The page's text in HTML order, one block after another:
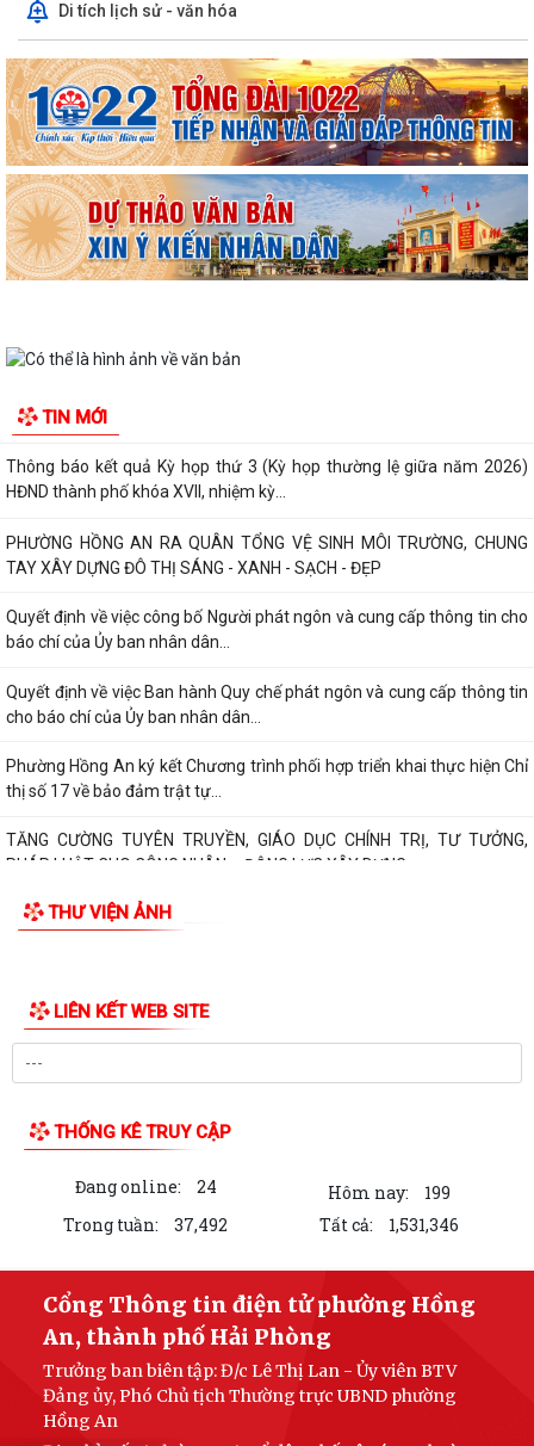
Di tích lịch sử - văn hóa
TIN MỚI
UBND phường Hồng An thông tin về Nghị quyết số 23/2026/NQ-HĐND
ngày 28/7/2026 của HĐND thành phố...
Bình dân học vụ số - nền tảng cho sự phát triển trong kỷ nguyên số
Thông báo về việc niêm yết công khai Phương án bồi thường, hỗ trợ dự
kiến đối với các hộ gia đình,...
07/01/2026 VỀ PHÁT TRIỂN VĂN HOÁ VIỆT NAM - XÂY...
THỰC HIỆN MÔ HÌNH “TỔ DÂN PHỐ KHÔNG MA...
Thông báo kết quả Kỳ họp thứ 3 (Kỳ họp thường lệ giữa năm 2026)
HĐND thành phố khóa XVII, nhiệm kỳ...
PHƯỜNG HỒNG AN RA QUÂN TỔNG VỆ SINH MÔI TRƯỜNG, CHUNG
TAY XÂY DỰNG ĐÔ THỊ SÁNG - XANH - SẠCH - ĐẸP
Quyết định về việc công bố Người phát ngôn và cung cấp thông tin cho
báo chí của Ủy ban nhân dân...
Quyết định về việc Ban hành Quy chế phát ngôn và cung cấp thông tin
cho báo chí của Ủy ban nhân dân...
Phường Hồng An ký kết Chương trình phối hợp triển khai thực hiện Chỉ
thị số 17 về bảo đảm trật tự...
TĂNG CƯỜNG TUYÊN TRUYỀN, GIÁO DỤC CHÍNH TRỊ, TƯ TƯỞNG,
PHÁP LUẬT CHO CÔNG NHÂN – ĐỘNG LỰC XÂY DỰNG...
PHƯỜNG HỒNG AN ĐƯA CÔNG NGHỆ SỐ ĐẾN TẬN TAY NGƯỜI DÂN TẠI
CHỈ THỊ SỐ 09-CT/TW: TĂNG CƯỜNG SỰ LÃNH ĐẠO CỦA ĐẢNG ĐỐI
VỚI VIỆC THỰC HIỆN DÂN CHỦ Ở CƠ SỞ TRONG...
KHÔNG ĐƯỢC LÀM
ĐẢNG UỶ - HĐND - UBND- UBMTTQ VN PHƯỜNG HỒNG AN THĂM VÀ
CHÚC MỪNG LIÊN ĐOÀN LAO ĐỘNG THÀNH PHỐ NHÂN...
nhiệm vụ phát triển kinh tế- xã...
PHƯỜNG HỒNG AN TỔ CHỨC LỄ THẮP NẾN TRI ÂN CÁC ANH HÙNG
LIỆT SĨ NHÂN KỶ NIỆM 79 NĂM NGÀY THƯƠNG BINH...
PHƯỜNG HỒNG AN ẤM ÁP CHƯƠNG TRÌNH KHÁM BỆNH, CẤP PHÁT
THUỐC CHO ĐỐI TƯỢNG CHÍNH SÁCH.
THƯ VIỆN ẢNH
LIÊN KẾT WEB SITE